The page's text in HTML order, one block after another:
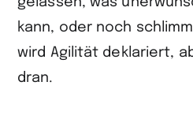
kann, oder noch
wird Agilität deklariert,
dran.